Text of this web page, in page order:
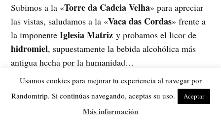
Subimos a la «Torre da Cadeia Velha» para apreciar
las vistas, saludamos a la «Vaca das Cordas» frente a
la imponenteIglesia Matriz y probamos el licor de
hidromiel, supuestamente la bebida alcohólica más
antigua hecha por la humanidad…
Usamos cookies para mejorar tu experiencia al navegar por
Randomtrip. Si continúas navegando, aceptas su uso.
Aceptar
Más información